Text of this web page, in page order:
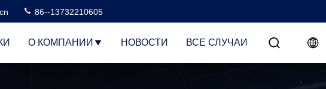
86--13732210605
О КОМПАНИИ НОВОСТИ ВСЕ СЛУЧАИ